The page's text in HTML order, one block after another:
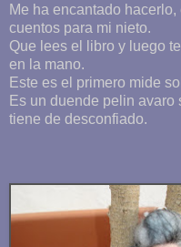
Me ha encantado
cuentos para mi nieto.
Que lees el libro y luego
en la mano.
Este es el primero mide
Es un duende pelin
tiene de desconfiado.